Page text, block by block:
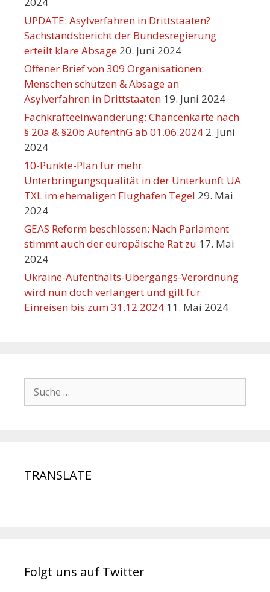
UPDATE: Asylverfahren in Drittstaaten?
Sachstandsbericht der Bundesregierung
erteilt klare Absage 20. Juni 2024
Offener Brief von 309 Organisationen:
Menschen schützen & Absage an
Asylverfahren in Drittstaaten 19. Juni 2024
Fachkräfteeinwanderung: Chancenkarte nach
§ 20a & §20b AufenthG ab 01.06.2024 2. Juni
2024
10-Punkte-Plan für mehr
Unterbringungsqualität in der Unterkunft UA
TXL im ehemaligen Flughafen Tegel 29. Mai
2024
GEAS Reform beschlossen: Nach Parlament
stimmt auch der europäische Rat zu 17. Mai
2024
Ukraine-Aufenthalts-Übergangs-Verordnung
wird nun doch verlängert und gilt für
Einreisen bis zum 31.12.2024 11. Mai 2024
TRANSLATE
Folgt uns auf Twitter